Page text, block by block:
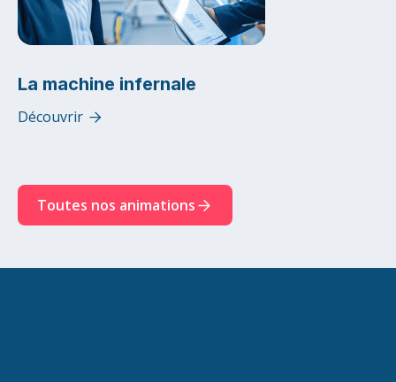
La machine infernale
Découvrir 
Toutes nos animations